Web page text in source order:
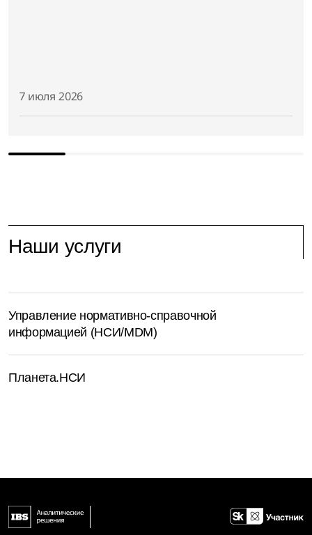
7 июля 2026
Наши услуги
Управление нормативно-справочной
информацией (НСИ/MDM)
Планета.НСИ